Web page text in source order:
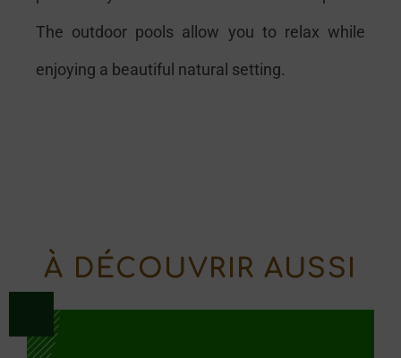
The outdoor pools allow you to relax while
enjoying a beautiful natural setting.
À DÉCOUVRIR AUSSI